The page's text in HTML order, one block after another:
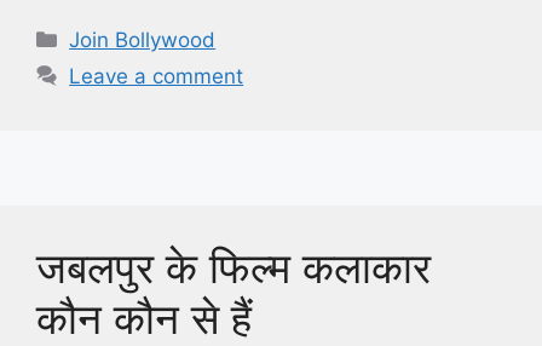
Categories
Join Bollywood
Leave a comment
जबलपुर के फिल्म कलाकार
कौन कौन से हैं